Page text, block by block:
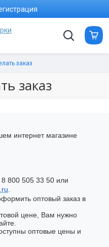
заказ
заказ
интернет магазине
800 505 33 50 или
оптовый заказ в
цене, Вам нужно
оптовые цены и